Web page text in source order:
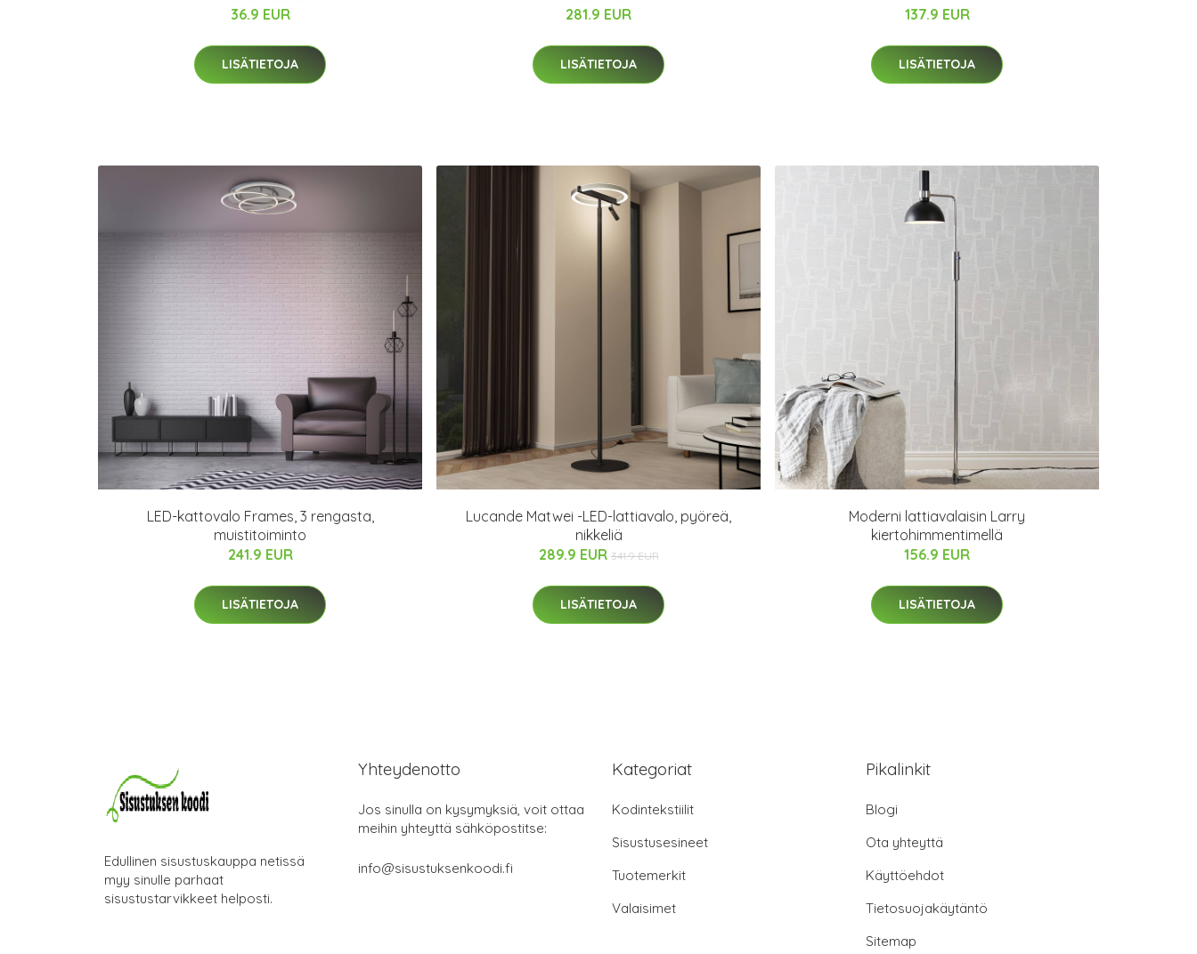
36.9 EUR
LISÄTIETOJA
281.9 EUR
LISÄTIETOJA
137.9 EUR
LISÄTIETOJA
LED-kattovalo Frames, 3 rengasta,
muistitoiminto
241.9 EUR
LISÄTIETOJA
Lucande Matwei -LED-lattiavalo, pyöreä,
nikkeliä
289.9 EUR 341.9 EUR
LISÄTIETOJA
Moderni lattiavalaisin Larry
kiertohimmentimellä
156.9 EUR
LISÄTIETOJA
Edullinen sisustuskauppa netissä
myy sinulle parhaat
sisustustarvikkeet helposti.
Yhteydenotto
Jos sinulla on kysymyksiä, voit ottaa
meihin yhteyttä sähköpostitse:
info@sisustuksenkoodi.fi
Kategoriat
Kodintekstiilit
Sisustusesineet
Tuotemerkit
Valaisimet
Pikalinkit
Blogi
Ota yhteyttä
Käyttöehdot
Tietosuojakäytäntö
Sitemap